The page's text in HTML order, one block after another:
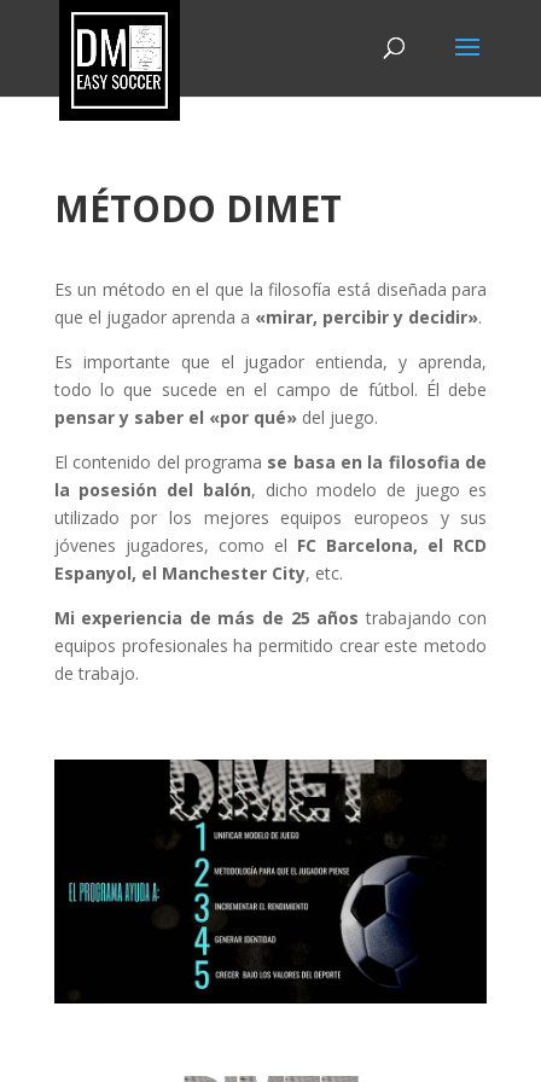
MÉTODO DIMET
Es un método en el que la filosofía está diseñada para
que el jugador aprenda a «mirar, percibir y decidir».
Es importante que el jugador entienda, y aprenda,
todo lo que sucede en el campo de fútbol. Él debe
pensar y saber el «por qué»del juego.
El contenido del programa se basa en la filosofia de
la posesión del balón, dicho modelo de juego es
utilizado por los mejores equipos europeos y sus
jóvenes jugadores, como el FC Barcelona, el RCD
Espanyol, el Manchester City, etc.
Mi experiencia de más de 25 años trabajando con
equipos profesionales ha permitido crear este metodo
de trabajo.